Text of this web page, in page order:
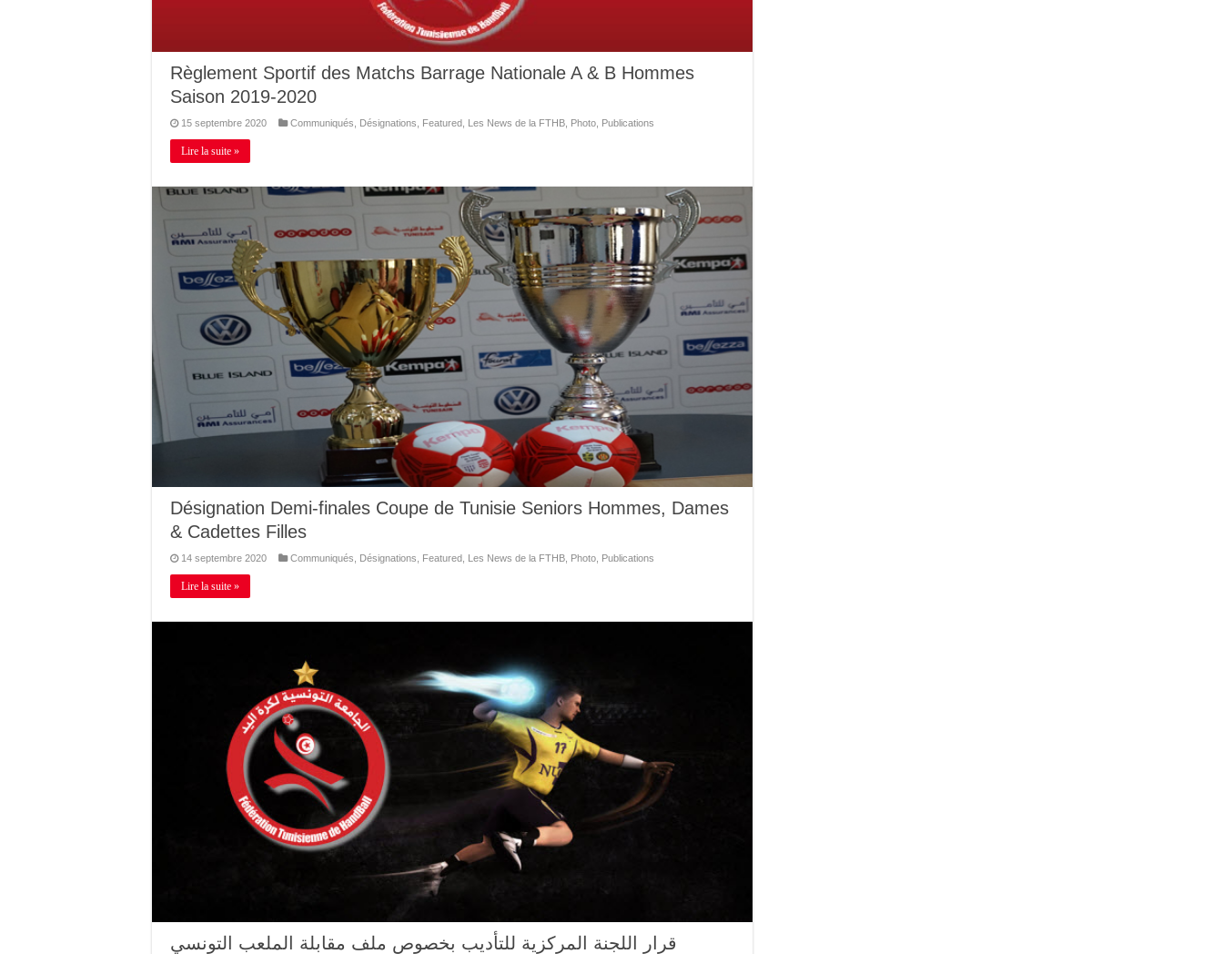
Règlement Sportif des Matchs Barrage Nationale A & B Hommes
Saison 2019-2020
15 septembre 2020 Communiqués Désignations Featured Les News de la FTHB Photo Publications
Lire la suite »
Désignation Demi-finales Coupe de Tunisie Seniors Hommes, Dames
& Cadettes Filles
14 septembre 2020 Communiqués Désignations Featured Les News de la FTHB Photo Publications
Lire la suite »
قرار اللجنة المركزية للتأديب بخصوص ملف مقابلة الملعب التونسي